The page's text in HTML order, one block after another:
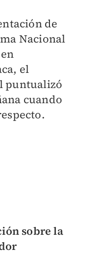
de
Nacional
el
puntualizó
cuando
sobre la